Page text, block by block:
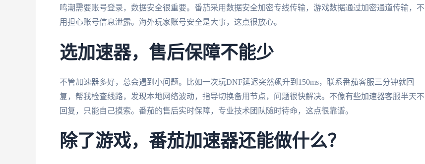
鸣潮需要账号登录，数据安全很重要。番茄采用数据安全加密专线传输，游戏数据通过加密通道传输，不
用担心账号信息泄露。海外玩家账号安全是大事，这点很放心。
选加速器，售后保障不能少
不管加速器多好，总会遇到小问题。比如一次玩DNF延迟突然飙升到150ms，联系番茄客服三分钟就回
复，帮我检查线路，发现本地网络波动，指导切换备用节点，问题很快解决。不像有些加速器客服半天不
回复，只能自己摸索。番茄的售后实时保障，专业技术团队随时待命，这点很靠谱。
除了游戏，番茄加速器还能做什么？